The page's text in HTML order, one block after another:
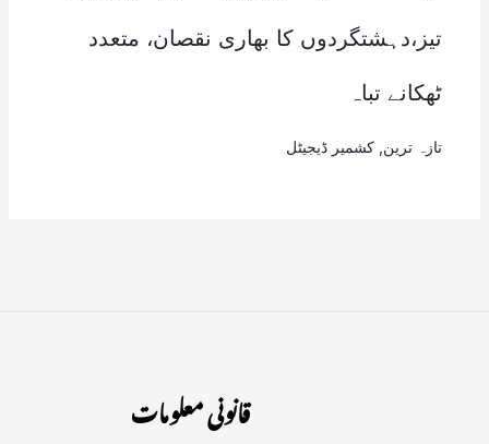
تیز،دہشتگردوں کا بھاری نقصان، متعدد
ٹھکانے تباہ
تازہ ترین کشمیر ڈیجیٹل
قانونی معلومات